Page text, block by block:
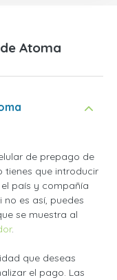
Atoma
de prepago de
tienes que introducir
país y compañía
es así, puedes
se muestra al
.
que deseas
el pago. Las